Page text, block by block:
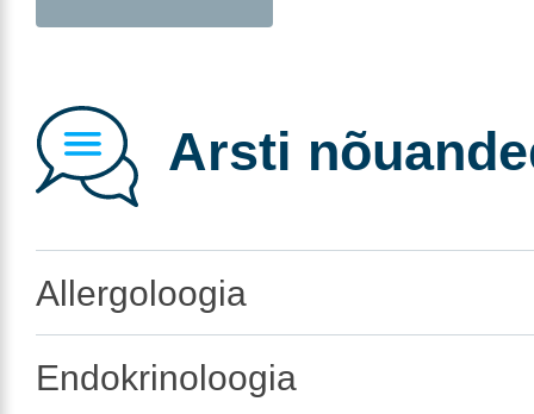
Arsti
Allergoloogia
Endokrinoloogia